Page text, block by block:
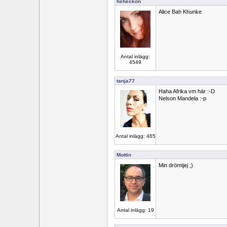
heheckon
Antal inlägg:
4549
Alice Bah Khunke
tanja77
Antal inlägg: 465
Haha Afrika vm här :-D
Nelson Mandela :-p
Mottin
Antal inlägg: 19
Min drömtjej ;)